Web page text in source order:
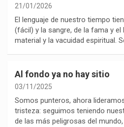
21/01/2026
El lenguaje de nuestro tiempo
(fácil) y la sangre, de la fama y el
material y la vacuidad espiritual.
Al fondo ya no hay sitio
03/11/2025
Somos punteros, ahora
tristeza: seguimos teniendo
de las más peligrosas del